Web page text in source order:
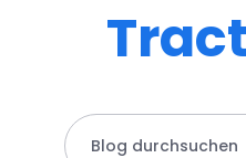
Blog durchsuchen